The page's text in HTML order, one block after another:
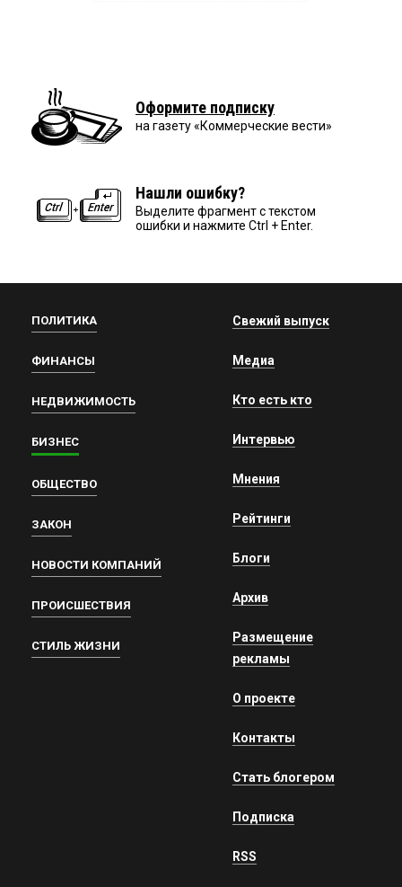
Оформите подписку
на газету «Коммерческие вести»
Нашли ошибку?
Выделите фрагмент с текстом
ошибки и нажмите Ctrl + Enter.
ПОЛИТИКА
ФИНАНСЫ
НЕДВИЖИМОСТЬ
БИЗНЕС
ОБЩЕСТВО
ЗАКОН
НОВОСТИ КОМПАНИЙ
ПРОИСШЕСТВИЯ
СТИЛЬ ЖИЗНИ
Свежий выпуск
Медиа
Кто есть кто
Интервью
Мнения
Рейтинги
Блоги
Архив
Размещение
рекламы
О проекте
Контакты
Стать блогером
Подписка
RSS